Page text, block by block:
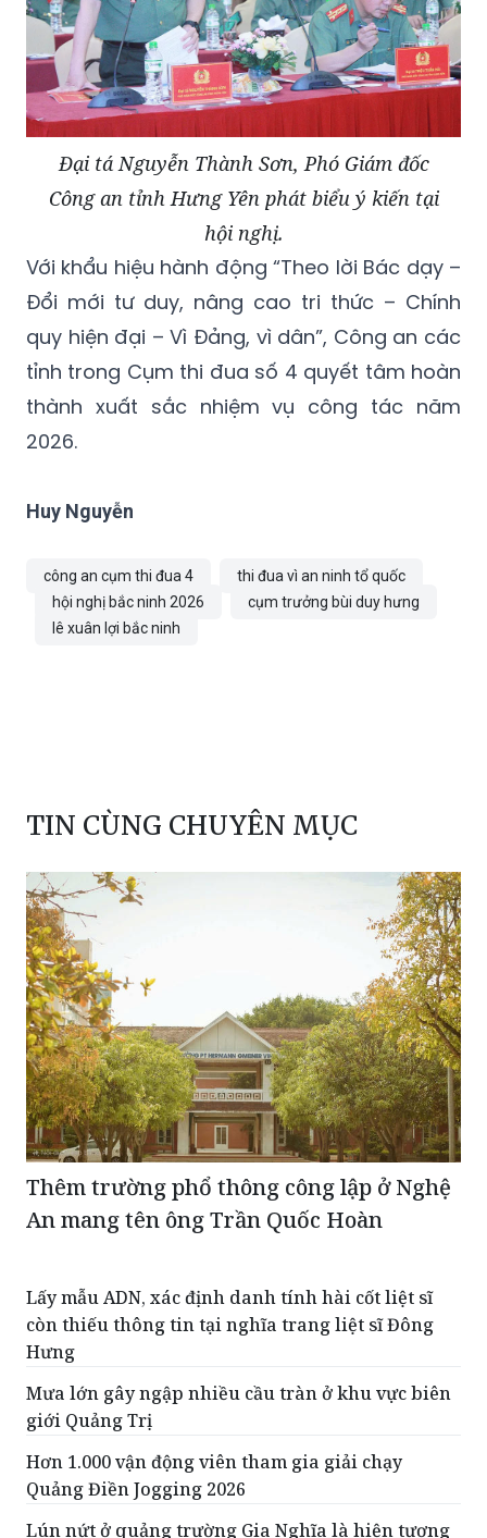
Đại tá Nguyễn Thành Sơn, Phó Giám đốc
Công an tỉnh Hưng Yên phát biểu ý kiến tại
hội nghị.
Với khẩu hiệu hành động “Theo lời Bác dạy –
Đổi mới tư duy, nâng cao tri thức – Chính
quy hiện đại – Vì Đảng, vì dân”, Công an các
tỉnh trong Cụm thi đua số 4 quyết tâm hoàn
thành xuất sắc nhiệm vụ công tác năm
2026.
Huy Nguyễn
công an cụm thi đua 4
thi đua vì an ninh tổ quốc
hội nghị bắc ninh 2026
cụm trưởng bùi duy hưng
lê xuân lợi bắc ninh
TIN CÙNG CHUYÊN MỤC
Thêm trường phổ thông công lập ở Nghệ
An mang tên ông Trần Quốc Hoàn
Lấy mẫu ADN, xác định danh tính hài cốt liệt sĩ
còn thiếu thông tin tại nghĩa trang liệt sĩ Đông
Hưng
Mưa lớn gây ngập nhiều cầu tràn ở khu vực biên
giới Quảng Trị
Hơn 1.000 vận động viên tham gia giải chạy
Quảng Điền Jogging 2026
Lún nứt ở quảng trường Gia Nghĩa là hiện tượng